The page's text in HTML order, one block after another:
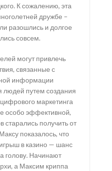
К сожалению, эта
дружбе –
разошлись и долгое
совсем.
могут привлечь
связанные с
информации
людей путем создания
маркетинга
особо эффективной,
старались получить от
показалось, что
в казино — шанс
голову. Начинают
а Максим криппа